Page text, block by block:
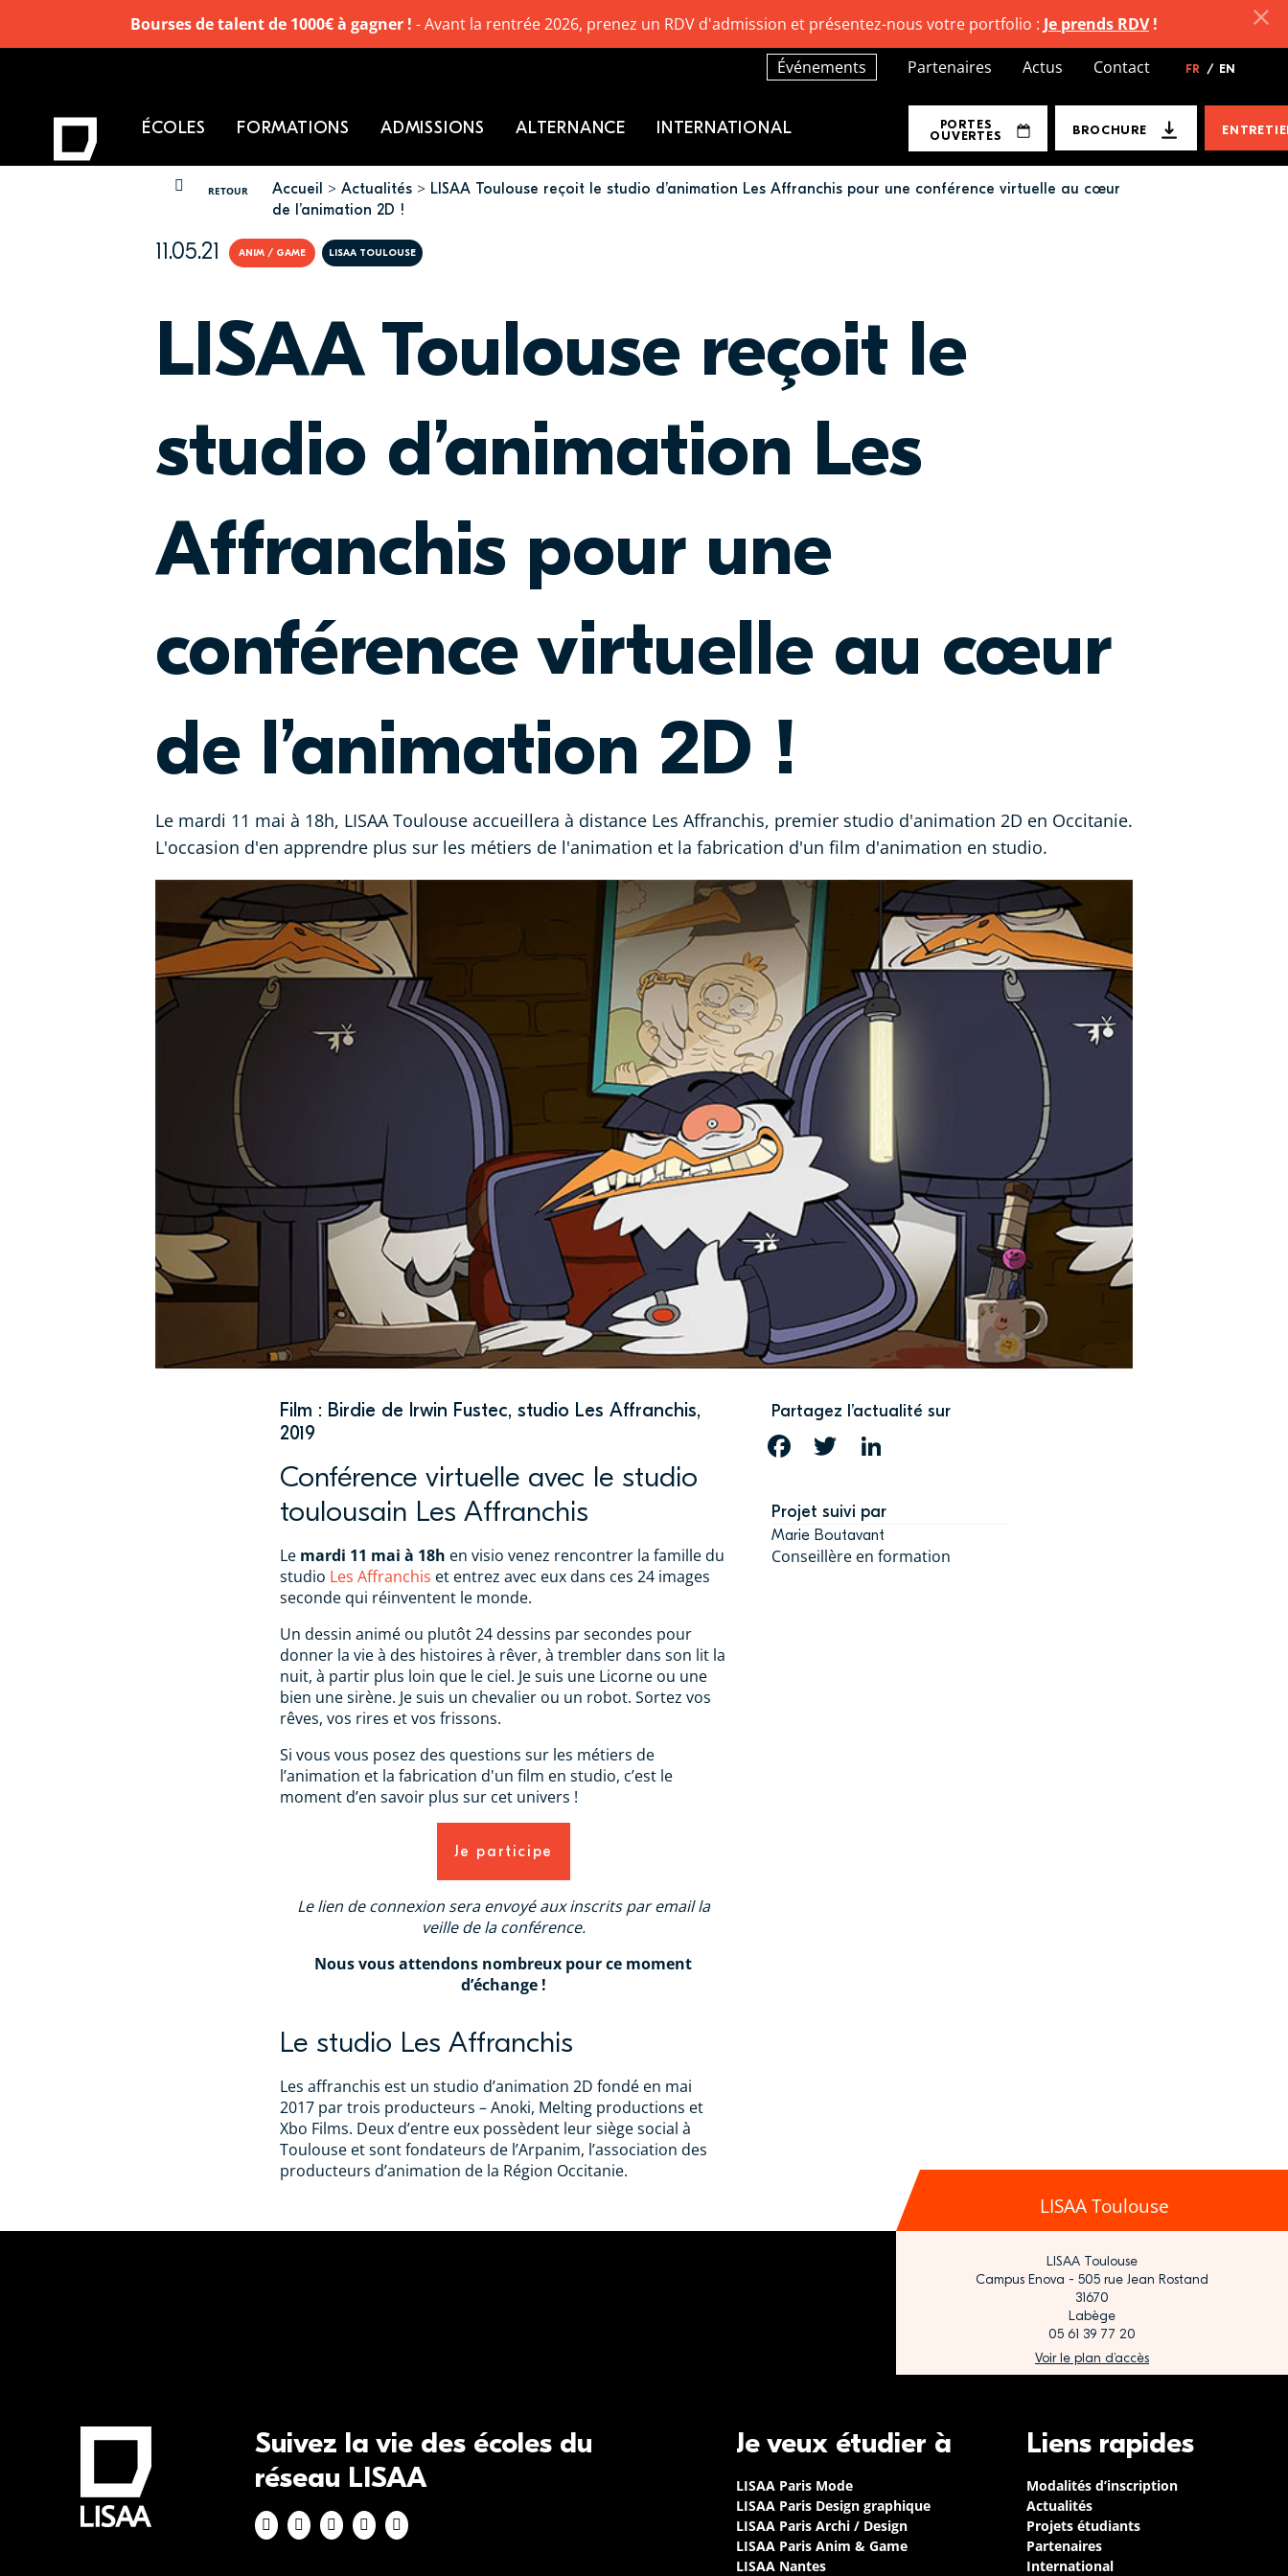
RETOUR
VOUS ÊTES ICI Accueil Actualités
LISAA Toulouse reçoit le studio d’animation Les Affranchis pour une conférence virtuelle au cœur
de l’animation 2D !
11.05.21 ANIM / GAME LISAA TOULOUSE
LISAA Toulouse reçoit le
studio d’animation Les
Affranchis pour une
conférence virtuelle au cœur
de l’animation 2D !
Le mardi 11 mai à 18h, LISAA Toulouse accueillera à distance Les Affranchis, premier studio d'animation 2D en Occitanie.
L'occasion d'en apprendre plus sur les métiers de l'animation et la fabrication d'un film d'animation en studio.
Film : Birdie de Irwin Fustec, studio Les Affranchis,
2019
Conférence virtuelle avec le studio
toulousain Les Affranchis
Le mardi 11 mai à 18h en visio venez rencontrer la famille du
studio Les Affranchis et entrez avec eux dans ces 24 images
seconde qui réinventent le monde.
Un dessin animé ou plutôt 24 dessins par secondes pour
donner la vie à des histoires à rêver, à trembler dans son lit la
nuit, à partir plus loin que le ciel. Je suis une Licorne ou une
bien une sirène. Je suis un chevalier ou un robot. Sortez vos
rêves, vos rires et vos frissons.
Si vous vous posez des questions sur les métiers de
l’animation et la fabrication d'un film en studio, c’est le
moment d’en savoir plus sur cet univers !
Je participe
Le lien de connexion sera envoyé aux inscrits par email la
veille de la conférence.
Nous vous attendons nombreux pour ce moment
d’échange !
Le studio Les Affranchis
Les affranchis est un studio d’animation 2D fondé en mai
2017 par trois producteurs – Anoki, Melting productions et
Xbo Films. Deux d’entre eux possèdent leur siège social à
Toulouse et sont fondateurs de l’Arpanim, l’association des
producteurs d’animation de la Région Occitanie.
Projet suivi par
Marie Boutavant
Conseillère en formation
Partagez l’actualité sur
FACEBOOKTWITTER
LISAA Toulouse
LISAA Toulouse
Campus Enova - 505 rue Jean Rostand
31670
Labège
05 61 39 77 20
Voir le plan d’accès
Événements Partenaires Actus Contact FR / EN
PORTES
OUVERTES
BROCHURE
ÉCOLES FORMATIONS ADMISSIONS ALTERNANCE INTERNATIONAL
Suivez la vie des écoles du
réseau LISAA
Je veux étudier à
LISAA Paris Mode
LISAA Paris Design graphique
LISAA Paris Archi / Design
LISAA Paris Anim & Game
LISAA Nantes
Liens rapides
Modalités d’inscription
Actualités
Projets étudiants
Partenaires
International
Bourses de talent de 1000€ à gagner ! - Avant la rentrée 2026, prenez un RDV d'admission et présentez-nous votre portfolio : Je prends RDV!